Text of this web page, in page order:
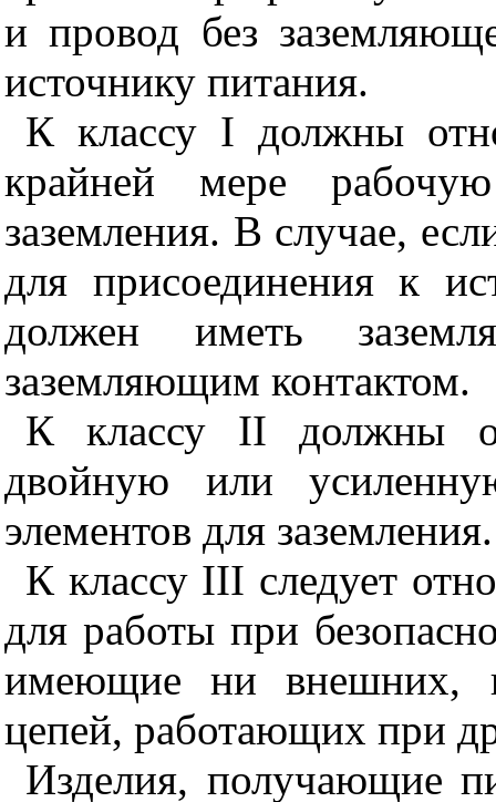
и провод без
источнику питания.
К классу I должны
крайней мере
заземления. В случае,
для присоединения к
должен иметь
заземляющим контактом.
К классу II должны
двойную или
элементов для заземления.
К классу III следует
для работы при
имеющие ни внешних,
цепей, работающих при
Изделия, получающие